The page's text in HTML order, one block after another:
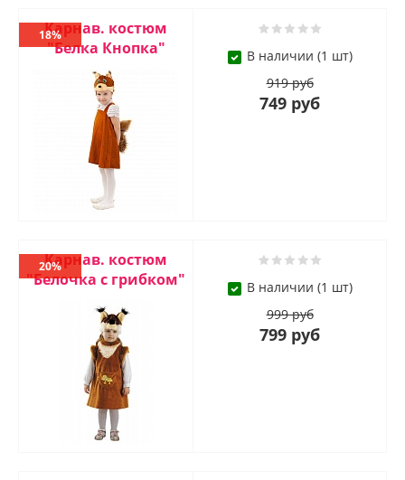
Карнав. костюм
"Белка Кнопка"
18%
В наличии (1 шт)
919 руб
749 руб
Карнав. костюм
"Белочка с грибком"
20%
В наличии (1 шт)
999 руб
799 руб